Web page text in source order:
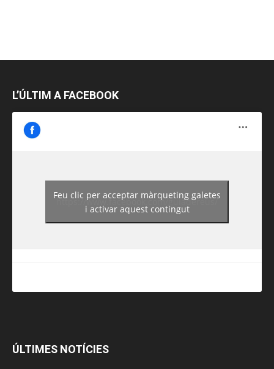
L’ÚLTIM A FACEBOOK
https://www.facebook.com/guiadereus/
Feu clic per acceptar màrqueting galetes
i activar aquest contingut
ÚLTIMES NOTÍCIES